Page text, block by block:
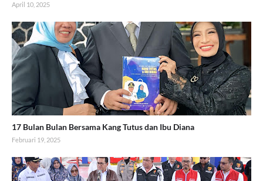
April 10, 2025
17 Bulan Bulan Bersama Kang Tutus dan Ibu Diana
Februari 19, 2025